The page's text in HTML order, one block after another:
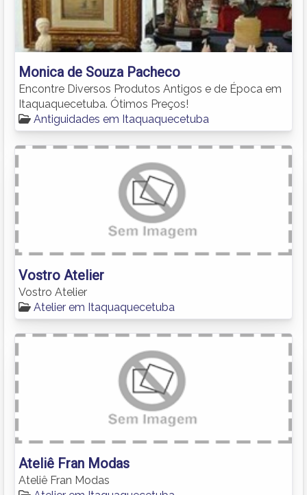
Monica de Souza Pacheco
Encontre Diversos Produtos Antigos e de Época em
Itaquaquecetuba. Ótimos Preços!
Antiguidades em Itaquaquecetuba
Vostro Atelier
Vostro Atelier
Atelier em Itaquaquecetuba
Ateliê Fran Modas
Ateliê Fran Modas